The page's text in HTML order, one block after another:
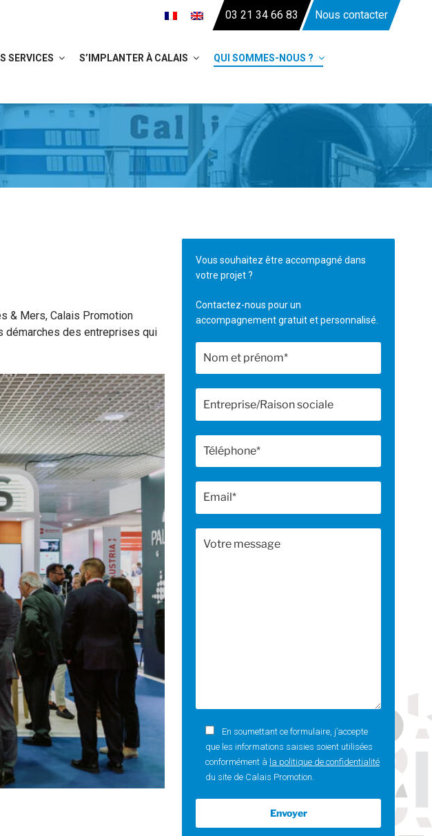
03 21 34 66 83 Nous contacter
SERVICES S’IMPLANTER À CALAIS
QUI SOMMES-NOUS ?
& Mers, Calais Promotion
démarches des entreprises qui
Vous souhaitez être accompagné dans
votre projet ?
Contactez-nous pour un
accompagnement gratuit et personnalisé.
En soumettant ce formulaire, j’accepte
que les informations saisies soient utilisées
conformément à la politique de confidentialité
du site de Calais Promotion.